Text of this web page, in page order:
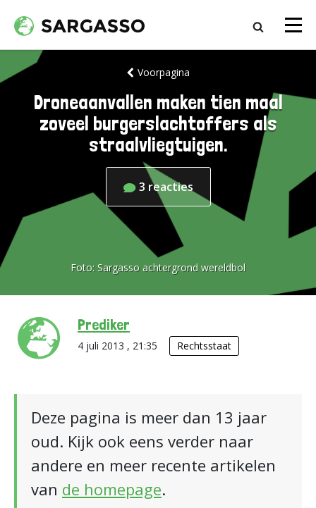
Voorpagina
Droneaanvallen maken tien maal
zoveel burgerslachtoffers als
straalvliegtuigen.
3 reacties
Foto: Sargasso achtergrond wereldbol
Prediker
4 juli 2013 , 21:35 Rechtsstaat
Deze pagina is meer dan 13 jaar
oud. Kijk ook eens verder naar
andere en meer recente artikelen
van de homepage.